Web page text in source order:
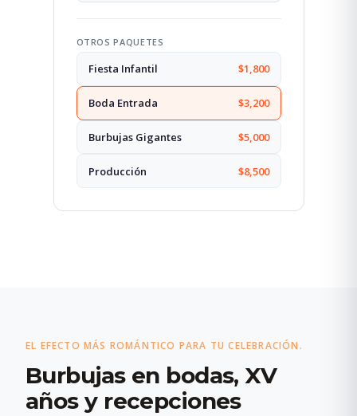
OTROS PAQUETES
Fiesta Infantil $1,800
Boda Entrada $3,200
Burbujas Gigantes $5,000
Producción $8,500
EL EFECTO MÁS ROMÁNTICO PARA TU CELEBRACIÓN.
Burbujas en bodas, XV
años y recepciones